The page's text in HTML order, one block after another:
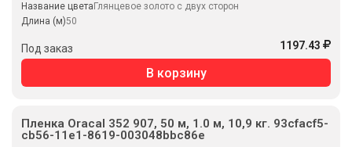
Название цвета Глянцевое золото с двух сторон
Длина (м)50
Под заказ 1197.43
В корзину
Пленка Oracal 352 907, 50 м, 1.0 м, 10,9 кг. 93cfacf5-
cb56-11e1-8619-003048bbc86e